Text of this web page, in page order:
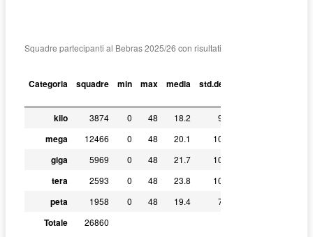
Squadre partecipanti al Bebras 2025/26 con risultati correttamente registrati
Categoria squadre min max media std.dev.
kilo 3874 0 48 18.2 9.5
mega 12466 0 48 20.1 10.0
giga 5969 0 48 21.7 10.4
tera 2593 0 48 23.8 10.5
peta 1958 0 48 19.4 7.8
Totale 26860